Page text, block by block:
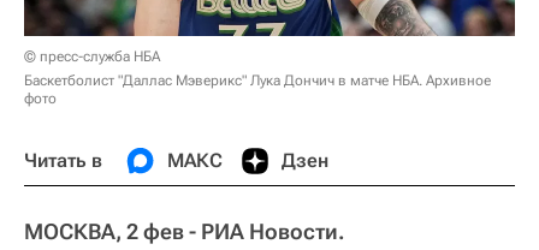
© пресс-служба НБА
Баскетболист "Даллас Мэверикс" Лука Дончич в матче НБА. Архивное
фото
Читать в МАКС Дзен
МОСКВА, 2 фев - РИА Новости.